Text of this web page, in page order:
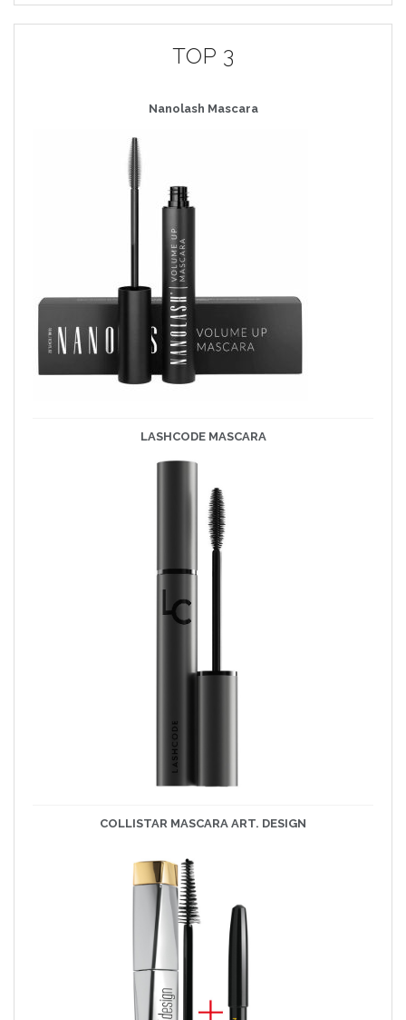
TOP 3
Nanolash Mascara
LASHCODEMASCARA
COLLISTAR MASCARA ART. DESIGN